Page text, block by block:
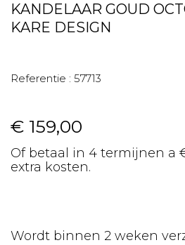
KANDELAAR GOUD
KARE DESIGN
Referentie : 57713
€ 159,00
Of betaal in 4 termijnen a
extra kosten.
Wordt binnen 2 weken